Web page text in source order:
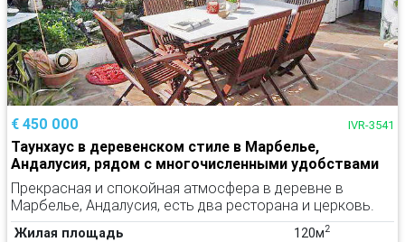
€ 450 000 IVR-3541
Таунхаус в деревенском стиле в Марбелье,
Андалусия, рядом с многочисленными удобствами
Прекрасная и спокойная атмосфера в деревне в
Марбелье, Андалусия, есть два ресторана и церковь.
Жилая площадь 120м2